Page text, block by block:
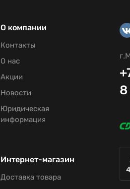
О компании
Контакты
О нас
Акции
Новости
Юридическая
информация
Интернет-магазин
Доставка товара